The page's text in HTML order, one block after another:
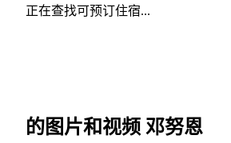
正在查找可预订住宿...
的图片和视频 邓努恩